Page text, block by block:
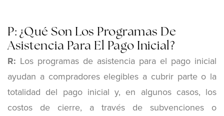
P: ¿Qué Son Los Programas De
Asistencia Para El Pago Inicial?
R: Los programas de asistencia para el pago inicial
ayudan a compradores elegibles a cubrir parte o la
totalidad del pago inicial y, en algunos casos, los
costos de cierre, a través de subvenciones o